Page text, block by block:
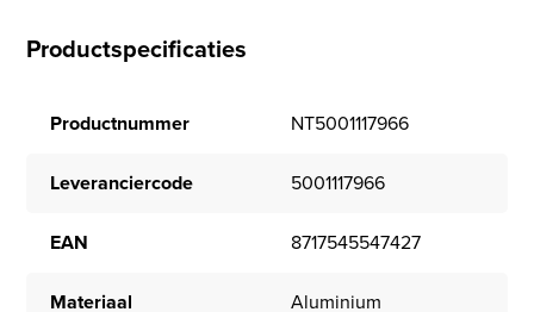
Productspecificaties
Productnummer NT5001117966
Leveranciercode 5001117966
EAN 8717545547427
Materiaal Aluminium